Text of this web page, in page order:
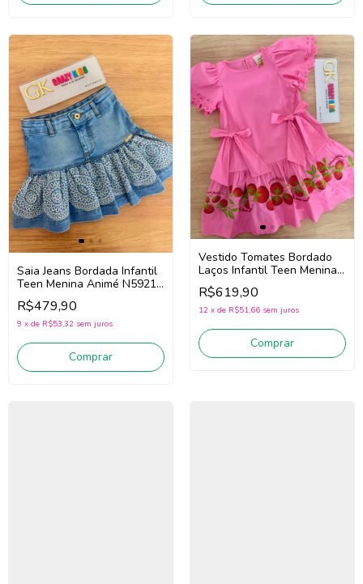
Saia Jeans Bordada Infantil
Teen Menina Animé N5921
(Azul)
R$479,90
9 x de R$53,32 sem juros
Comprar
Vestido Tomates Bordado
Laços Infantil Teen Menina
Animé P6671 (Rosa)
R$619,90
12 x de R$51,66 sem juros
Comprar